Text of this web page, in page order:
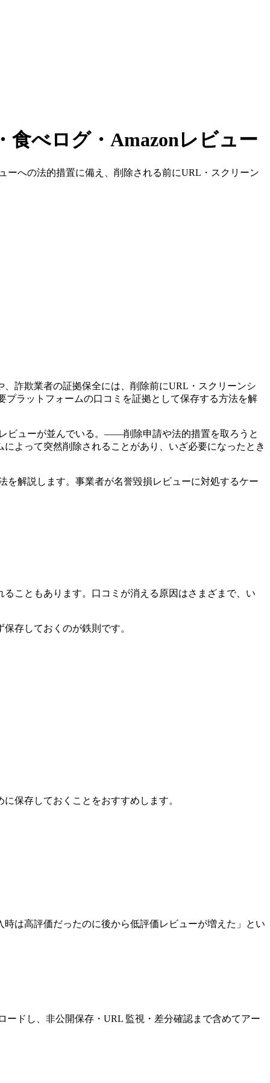
食べログ・Amazonレビュー
ーへの法的措置に備え、削除される前にURL・スクリーン
詐欺業者の証拠保全には、削除前にURL・スクリーンシ
プラットフォームの口コミを証拠として保存する方法を解
ビューが並んでいる。——削除申請や法的措置を取ろうと
よって突然削除されることがあり、いざ必要になったとき
を解説します。事業者が名誉毀損レビューに対処するケー
こともあります。口コミが消える原因はさまざまで、い
存しておくのが鉄則です。
保存しておくことをおすすめします。
は高評価だったのに後から低評価レビューが増えた」とい
ードし、非公開保存・URL 監視・差分確認まで含めてアー